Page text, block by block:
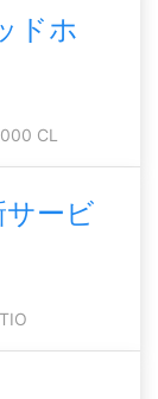
ドホ
CL
ービ